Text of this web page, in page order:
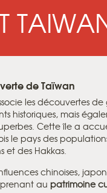
de Taïwan
les découvertes
historiques, mais
Cette île a
le pays des
et des Hakkas.
chinoises,
au patrimoine